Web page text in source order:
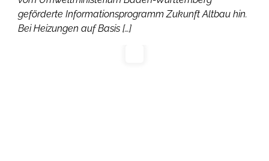
geförderte Informationsprogramm Zukunft Altbau hin.
Bei Heizungen auf Basis […]